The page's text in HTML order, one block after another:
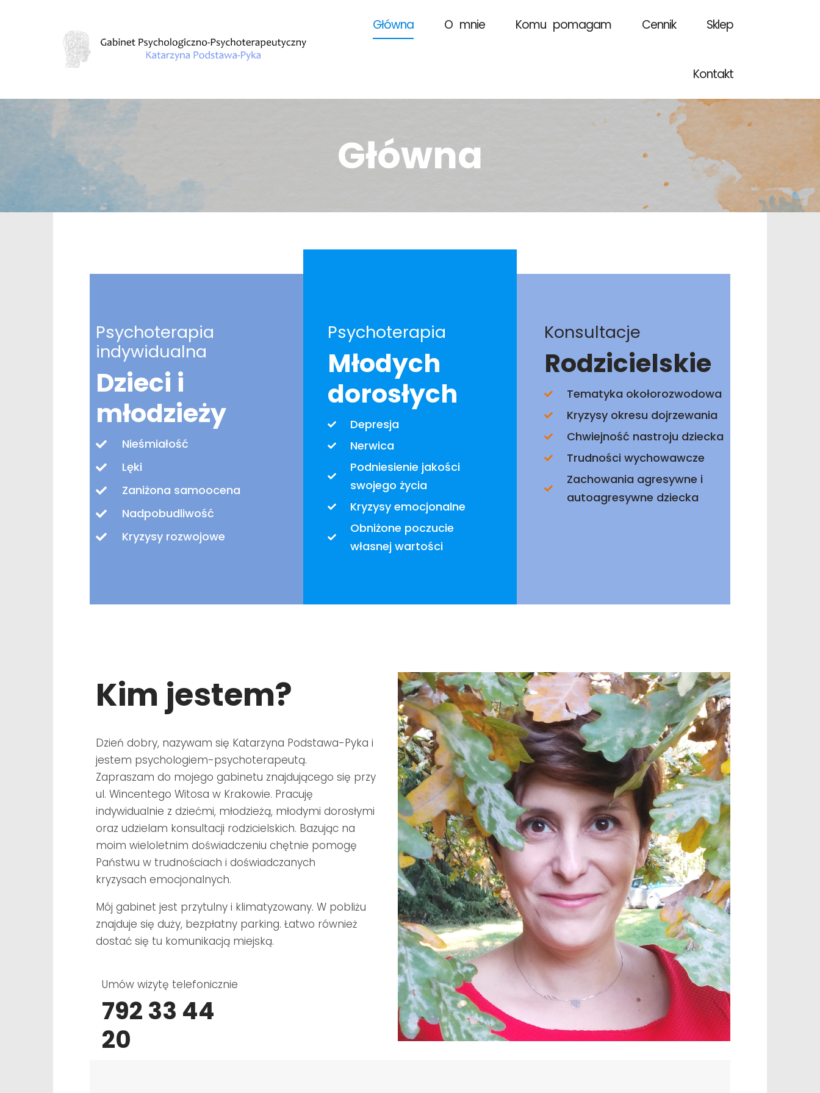
Główna O mnie Komu pomagam Cennik Sklep
Kontakt
Główna
Psychoterapia
indywidualna
Dzieci i
młodzieży
Nieśmiałość
Lęki
Zaniżona samoocena
Nadpobudliwość
Kryzysy rozwojowe
Psychoterapia
Młodych
dorosłych
Depresja
Nerwica
Podniesienie jakości
swojego życia
Kryzysy emocjonalne
Obniżone poczucie
własnej wartości
Konsultacje
Rodzicielskie
Tematyka okołorozwodowa
Kryzysy okresu dojrzewania
Chwiejność nastroju dziecka
Trudności wychowawcze
Zachowania agresywne i
autoagresywne dziecka
Kim jestem?
Dzień dobry, nazywam się Katarzyna Podstawa-Pyka i
jestem psychologiem-psychoterapeutą.
Zapraszam do mojego gabinetu znajdującego się przy
ul. Wincentego Witosa w Krakowie. Pracuję
indywidualnie z dziećmi, młodzieżą, młodymi dorosłymi
oraz udzielam konsultacji rodzicielskich. Bazując na
moim wieloletnim doświadczeniu chętnie pomogę
Państwu w trudnościach i doświadczanych
kryzysach emocjonalnych.
Mój gabinet jest przytulny i klimatyzowany. W pobliżu
znajduje się duży, bezpłatny parking. Łatwo również
dostać się tu komunikacją miejską.
Umów wizytę telefonicznie
792 33 44
20